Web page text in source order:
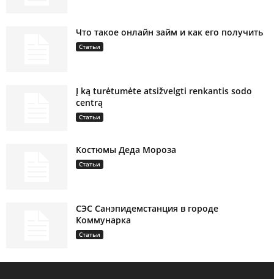
Что такое онлайн займ и как его получить
Статьи
Į ką turėtumėte atsižvelgti renkantis sodo
centrą
Статьи
Костюмы Деда Мороза
Статьи
СЭС Санэпидемстанция в городе
Коммунарка
Статьи